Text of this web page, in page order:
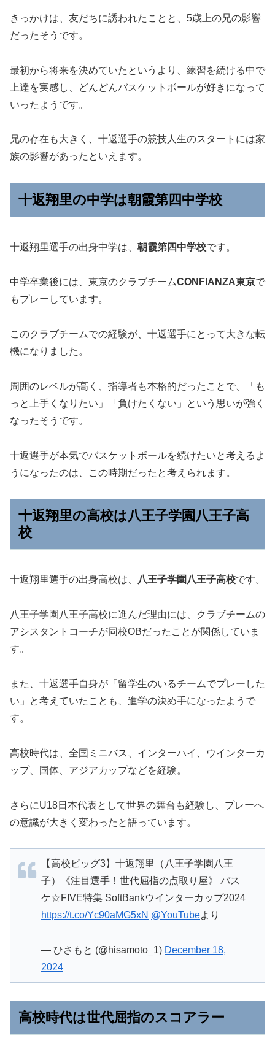
きっかけは、友だちに誘われたことと、5歳上の兄の影響
だったそうです。
最初から将来を決めていたというより、練習を続ける中で
上達を実感し、どんどんバスケットボールが好きになって
いったようです。
兄の存在も大きく、十返選手の競技人生のスタートには家
族の影響があったといえます。
十返翔里の中学は朝霞第四中学校
十返翔里選手の出身中学は、 朝霞第四中学校です。
中学卒業後には、東京のクラブチームCONFIANZA東京で
もプレーしています。
このクラブチームでの経験が、十返選手にとって大きな転
機になりました。
周囲のレベルが高く、指導者も本格的だったことで、「も
っと上手くなりたい」「負けたくない」という思いが強く
なったそうです。
十返選手が本気でバスケットボールを続けたいと考えるよ
うになったのは、この時期だったと考えられます。
十返翔里の高校は八王子学園八王子高
校
十返翔里選手の出身高校は、 八王子学園八王子高校です。
八王子学園八王子高校に進んだ理由には、クラブチームの
アシスタントコーチが同校OBだったことが関係していま
す。
また、十返選手自身が「留学生のいるチームでプレーした
い」と考えていたことも、進学の決め手になったようで
す。
高校時代は、全国ミニバス、インターハイ、ウインターカ
ップ、国体、アジアカップなどを経験。
さらにU18日本代表として世界の舞台も経験し、プレーへ
の意識が大きく変わったと語っています。
【高校ビッグ3】十返翔里（八王子学園八王
子）《注目選手！世代屈指の点取り屋》 バス
ケ☆FIVE特集 SoftBankウインターカップ2024
https://t.co/Yc90aMG5xN @YouTubeより
— ひさもと (@hisamoto_1) December 18,
2024
高校時代は世代屈指のスコアラー